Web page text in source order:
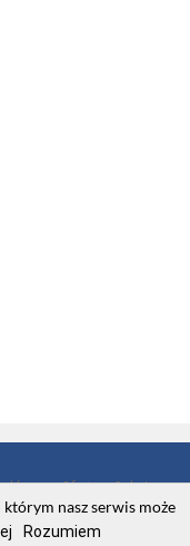
Oferta
Galeria
Kontakt
którym nasz serwis może
Rozumiem